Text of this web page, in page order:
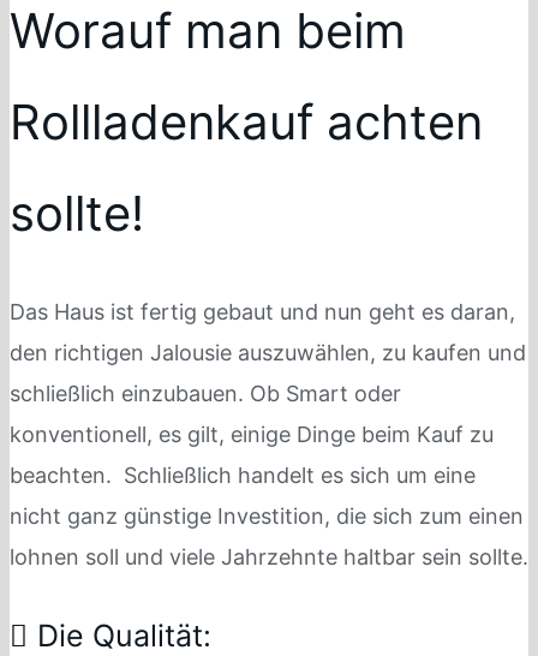
Worauf man beim
Rollladenkauf achten
sollte!
Das Haus ist fertig gebaut und nun geht es daran,
den richtigen Jalousie auszuwählen, zu kaufen und
schließlich einzubauen. Ob Smart oder
konventionell, es gilt, einige Dinge beim Kauf zu
beachten. Schließlich handelt es sich um eine
nicht ganz günstige Investition, die sich zum einen
lohnen soll und viele Jahrzehnte haltbar sein sollte.
Die Qualität: